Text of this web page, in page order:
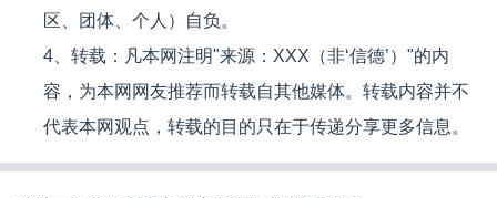
区、团体、个人）自负。
4、转载：凡本网注明"来源：XXX（非‘信德’）"的内
容，为本网网友推荐而转载自其他媒体。转载内容并不
代表本网观点，转载的目的只在于传递分享更多信息。